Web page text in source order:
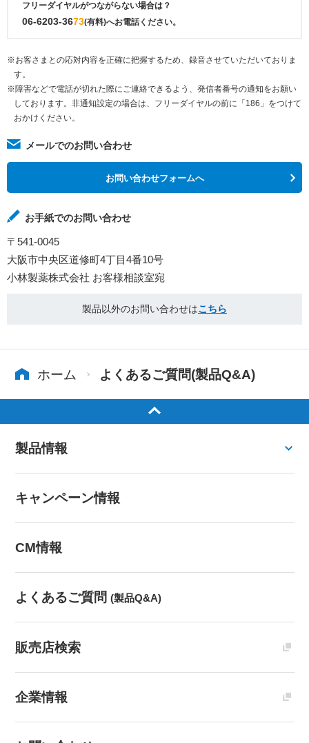
フリーダイヤルがつながらない場合は？
06-6203-3673(有料)へお電話ください。
※お客さまとの応対内容を正確に把握するため、録音させていただいておりま
す。
※障害などで電話が切れた際にご連絡できるよう、発信者番号の通知をお願い
しております。非通知設定の場合は、フリーダイヤルの前に「186」をつけて
おかけください。
メールでのお問い合わせ
お問い合わせフォームへ
お手紙でのお問い合わせ
〒541-0045
大阪市中央区道修町4丁目4番10号
小林製薬株式会社 お客様相談室宛
製品以外のお問い合わせはこちら
ホーム よくあるご質問(製品Q&A)
製品情報
キャンペーン情報
CM情報
よくあるご質問 (製品Q&A)
販売店検索
企業情報